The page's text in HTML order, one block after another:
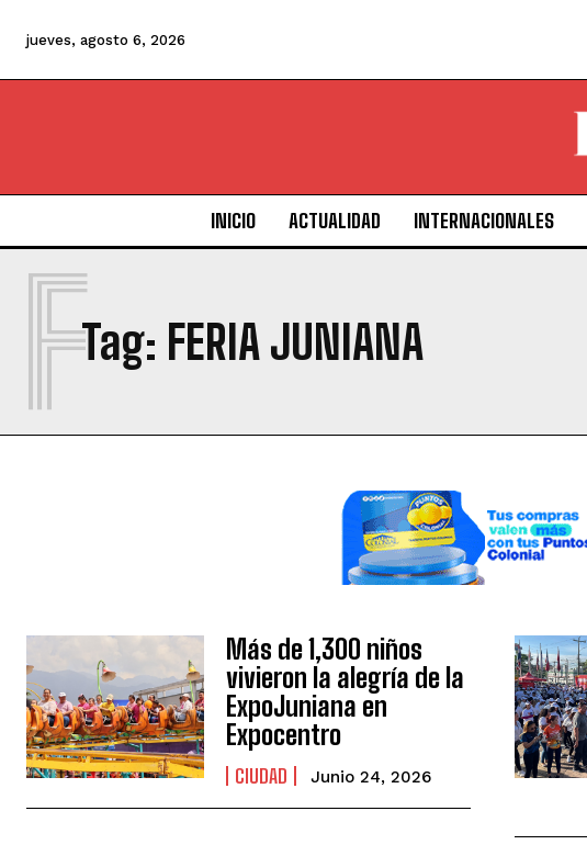
jueves, agosto 6, 2026
INICIO ACTUALIDAD INTERNACIONALES
Tag: FERIA JUNIANA
F
Más de 1,300 niños
vivieron la alegría de la
ExpoJuniana en
Expocentro
CIUDAD Junio 24, 2026